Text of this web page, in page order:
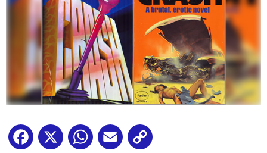
Facebook
X WhatsApp
Email